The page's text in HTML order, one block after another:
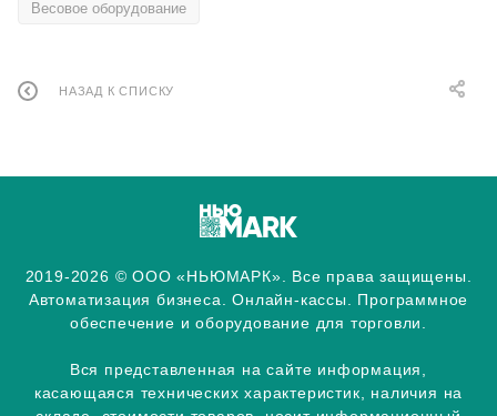
Весовое оборудование
НАЗАД К СПИСКУ
2019-2026 © ООО «НЬЮМАРК». Все права защищены.
Автоматизация бизнеса. Онлайн-кассы. Программное
обеспечение и оборудование для торговли.
Вся представленная на сайте информация,
касающаяся технических характеристик, наличия на